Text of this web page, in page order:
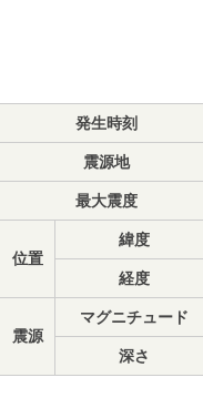
発生時刻
震源地
最大震度
位置
緯度
経度
震源
マグニチュード
深さ